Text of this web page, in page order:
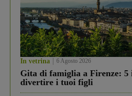
In vetrina 6 Agosto 2026
Gita di famiglia a Firenze: 5
divertire i tuoi figli